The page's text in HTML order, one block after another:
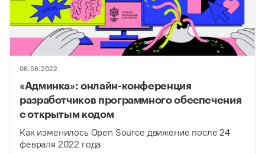
06.06.2022
«Админка»: онлайн-конференция
разработчиков программного обеспечения
с открытым кодом
Как изменилось Open Source движение после 24
февраля 2022 года